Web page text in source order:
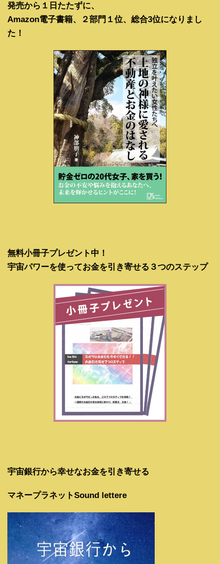
発売から１日たたずに、
Amazon電子書籍、２部門１位、総合3位になりまし
た！
無料小冊子プレゼント中！
宇宙パワーを使ってお金を引き寄せる３つのステップ
宇宙銀行から幸せなお金を引き寄せる
マネープラネットSound lettere